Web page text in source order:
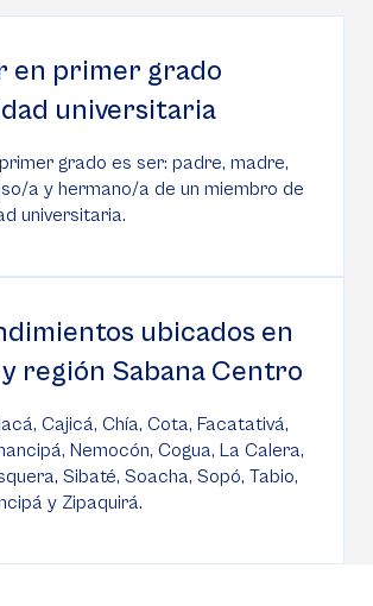
en primer grado
universitaria
grado es ser: padre, madre,
a y hermano/a de un miembro de
universitaria.
ubicados en
región Sabana Centro
Cajicá, Chía, Cota, Facatativá,
Nemocón, Cogua, La Calera,
Sibaté, Soacha, Sopó, Tabio,
y Zipaquirá.